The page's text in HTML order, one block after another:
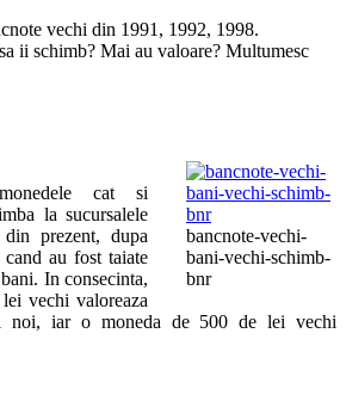
vechi din 1991, 1992, 1998.
ii schimb? Mai au valoare? Multumesc
bancnote-vechi-
bani-vechi-schimb-
bnr
cat si
la sucursalele
prezent, dupa
au fost taiate
In consecinta,
vechi valoreaza
noi, iar o moneda de 500 de lei vechi